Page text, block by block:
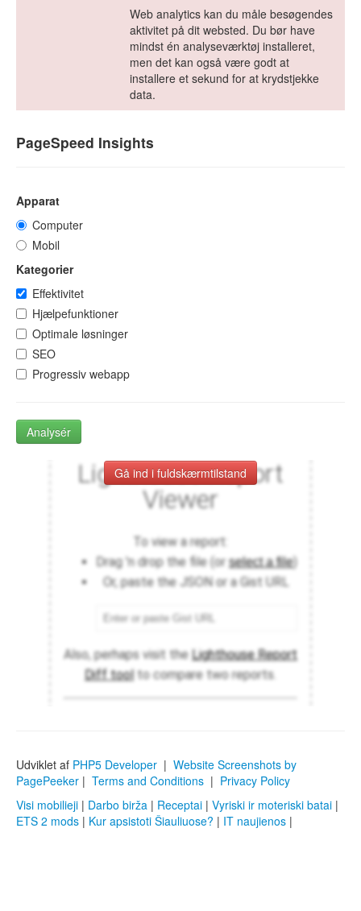
Web analytics kan du måle besøgendes
aktivitet på dit websted. Du bør have
mindst én analyseværktøj installeret,
men det kan også være godt at
installere et sekund for at krydstjekke
data.
PageSpeed Insights
Apparat
Computer
Mobil
Kategorier
Effektivitet
Hjælpefunktioner
Optimale løsninger
SEO
Progressiv webapp
Analysér
Gå ind i fuldskærmtilstand
Udviklet af PHP5 Developer | Website Screenshots by
PagePeeker | Terms and Conditions | Privacy Policy
Visi mobilieji | Darbo birža | Receptai | Vyriski ir moteriski batai |
ETS 2 mods | Kur apsistoti Šiauliuose? | IT naujienos |